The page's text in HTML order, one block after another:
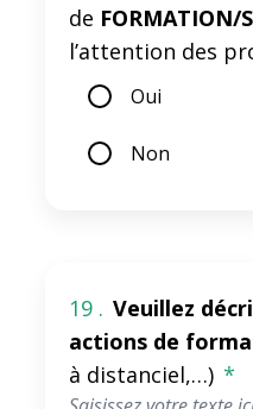
de FORMATION/
l’attention des
Oui
Non
19 . Veuillez
actions de
à distanciel,…) *